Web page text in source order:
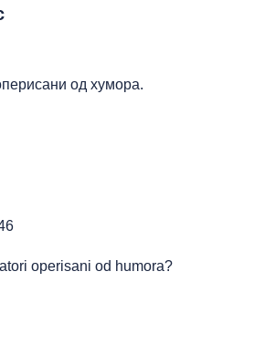
од хумора.
operisani od humora?